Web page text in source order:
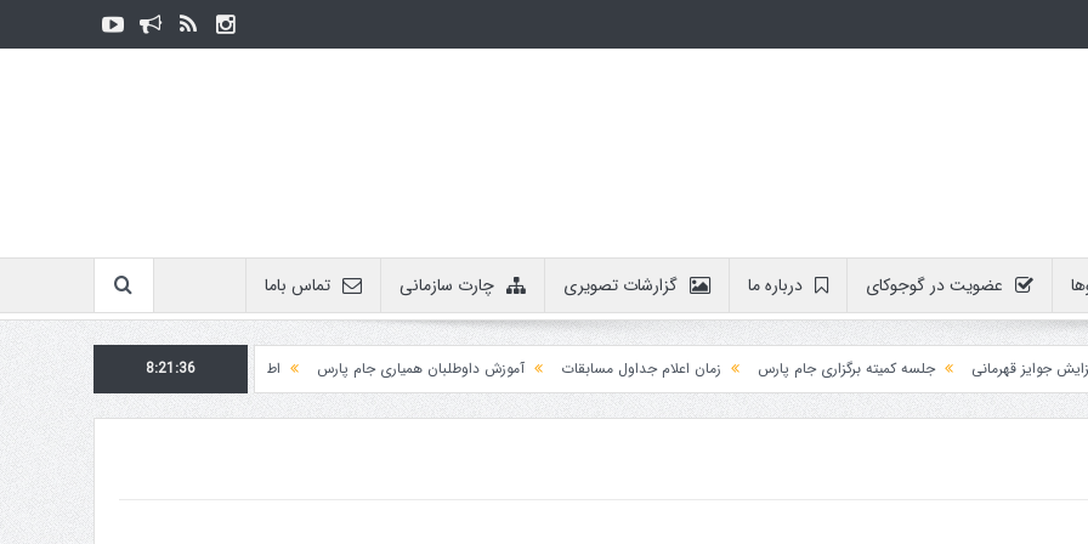
عضویت در گوجوکای درباره ما گزارشات تصویری چارت سازمانی تماس باما
قهرمانی جلسه کمیته برگزاری جام پارس زمان اعلام جداول مسابقات آموزش داوطلبان همیاری جام پارس
اطلاعیه روابط عمومی در مورد برگزاری مسابقات
8:21:36